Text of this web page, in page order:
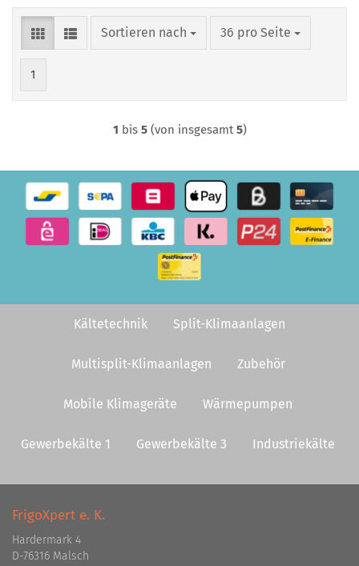
Sortieren nach
Sortieren nach 36 pro Seite
pro Seite
1
1 bis 5(von insgesamt5)
Kältetechnik Split-Klimaanlagen
Multisplit-Klimaanlagen Zubehör
Mobile Klimageräte Wärmepumpen
Gewerbekälte 1 Gewerbekälte 3 Industriekälte
FrigoXpert e. K.
Hardermark 4
D-76316 Malsch